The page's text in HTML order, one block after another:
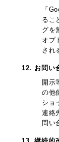
「
るこ
グを
オプ
され
12. お問い
開示
の他
ショ
連絡
問い